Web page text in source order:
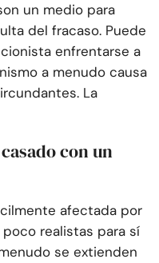
un medio para
del fracaso. Puede
enfrentarse a
a menudo causa
La
con un
afectada por
realistas para sí
se extienden